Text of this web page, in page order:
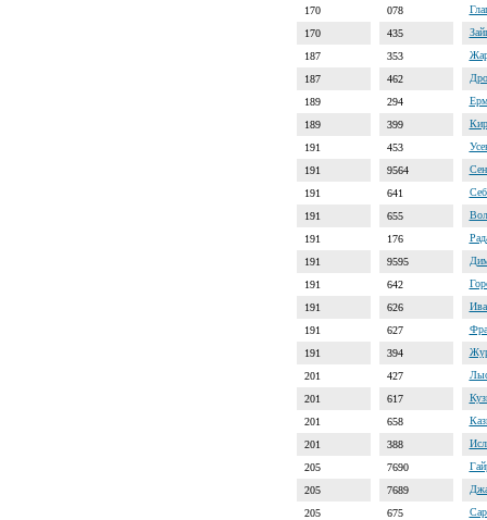
170
078
170
435
187
353
187
462
189
294
189
399
191
453
191
9564
191
641
191
655
191
176
191
9595
191
642
191
626
191
627
191
394
201
427
201
617
201
658
201
388
205
7690
205
7689
205
675